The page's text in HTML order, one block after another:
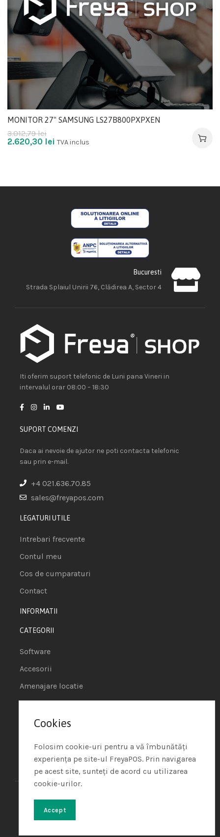
MONITOR 27" SAMSUNG LS27B800PXPXEN
3.012,79lei
2.620,30 lei TVA inclus
Bucuresti
Strada Splaiul Unirii 76, Clădirea A, Sector 4
Iti oferim suport telefonic de Luni pana Vineri in
intervalul orar 08:00 – 18:30
SUPORT COMENZI
Daca ai nevoie de ajutor ne poti contacta telefonic
sau prin e-mail.
+4 021.636.70.85
sales@freyapos.com
LEGATURI UTILE
Intrebari frecvente
Contul meu
Cos de cumparaturi
Contact
INFORMATII
CATEGORII
Software
Accesorii
Amenajare locatie
POS - Puncte de vanzare
Termeni si conditii
Politica de Cookie
Protectia Datelor cu Caracter Personal
Freya Shop – All rights reserved
Soft Tehnica
Cookies
Folosim cookie-uri pentru a vă îmbunătăți
experiența pe site-ul FreyaPOS. Prin navigarea
pe acest site, sunteți de acord cu utilizarea
cookie-urilor.
Accept